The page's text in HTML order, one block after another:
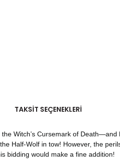
TAKSIT SEÇENEKLERI
Witch’s Cursemark of
Half-Wolf in tow! However, the
bidding would make a fine addition!